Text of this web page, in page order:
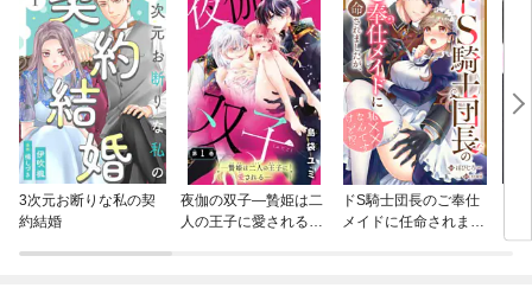
3次元お断りな私の契
約結婚
夜伽の双子—贄姫は二
人の王子に愛される—
ドS騎士団長のご奉仕
メイドに任命されまし